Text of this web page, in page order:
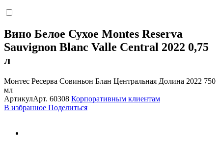
Вино Белое Сухое Montes Reserva
Sauvignon Blanc Valle Central 2022 0,75
л
Монтес Ресерва Совиньон Блан Центральная Долина 2022 750
мл
АртикулАрт. 60308 Корпоративным клиентам
В избранное Поделиться